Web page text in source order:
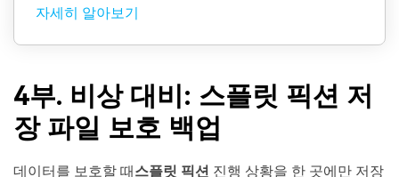
자세히 알아보기
4부. 비상 대비: 스플릿 픽션 저
장 파일 보호 백업
데이터를 보호할 때스플릿 픽션 진행 상황을 한 곳에만 저장